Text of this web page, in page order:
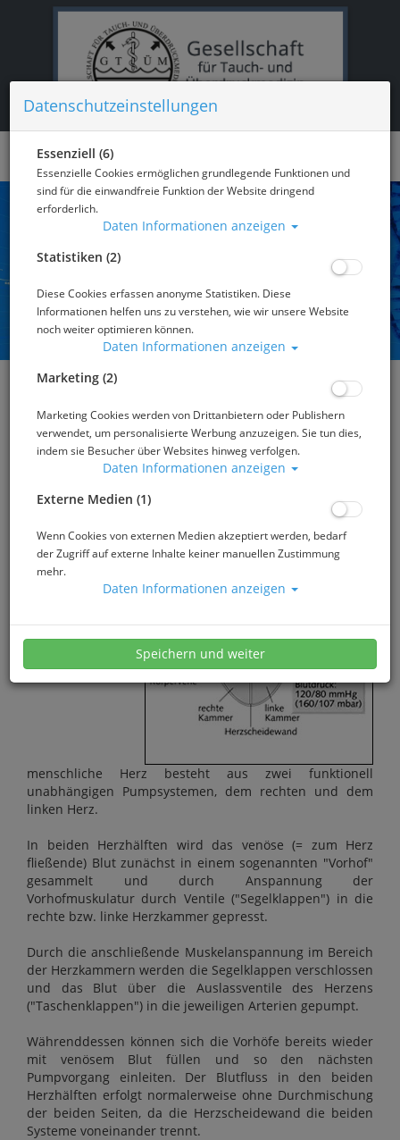
KREISLAUF
Das
menschliche Herz besteht aus zwei funktionell
unabhängigen Pumpsystemen, dem rechten und dem
linken Herz.
In beiden Herzhälften wird das venöse (= zum Herz
fließende) Blut zunächst in einem sogenannten "Vorhof"
gesammelt und durch Anspannung der
Vorhofmuskulatur durch Ventile ("Segelklappen") in die
rechte bzw. linke Herzkammer gepresst.
Durch die anschließende Muskelanspannung im Bereich
der Herzkammern werden die Segelklappen verschlossen
und das Blut über die Auslassventile des Herzens
("Taschenklappen") in die jeweiligen Arterien gepumpt.
Währenddessen können sich die Vorhöfe bereits wieder
mit venösem Blut füllen und so den nächsten
Pumpvorgang einleiten. Der Blutfluss in den beiden
Herzhälften erfolgt normalerweise ohne Durchmischung
der beiden Seiten, da die Herzscheidewand die beiden
Systeme voneinander trennt.
Datenschutzeinstellungen
Essenziell (6)
Essenzielle Cookies ermöglichen grundlegende Funktionen und
sind für die einwandfreie Funktion der Website dringend
erforderlich.
Daten Informationen anzeigen
Statistiken (2)
Diese Cookies erfassen anonyme Statistiken. Diese
Informationen helfen uns zu verstehen, wie wir unsere Website
noch weiter optimieren können.
Daten Informationen anzeigen
Marketing (2)
Marketing Cookies werden von Drittanbietern oder Publishern
verwendet, um personalisierte Werbung anzuzeigen. Sie tun dies,
indem sie Besucher über Websites hinweg verfolgen.
Daten Informationen anzeigen
Externe Medien (1)
Wenn Cookies von externen Medien akzeptiert werden, bedarf
der Zugriff auf externe Inhalte keiner manuellen Zustimmung
mehr.
Daten Informationen anzeigen
Speichern und weiter